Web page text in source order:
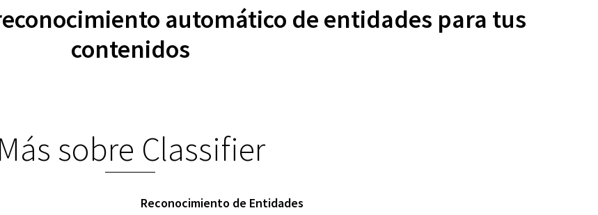
automático de entidades para tus
contenidos
Más sobre Classifier
Reconocimiento de Entidades